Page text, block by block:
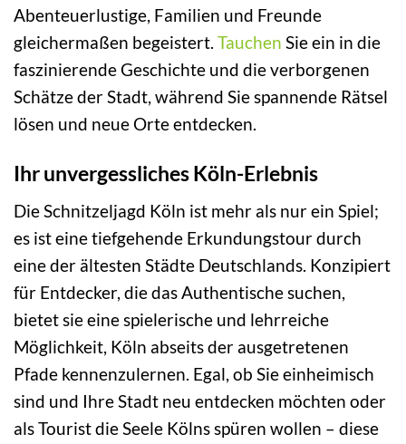
Abenteuerlustige, Familien und Freunde
gleichermaßen begeistert. Tauchen Sie ein in die
faszinierende Geschichte und die verborgenen
Schätze der Stadt, während Sie spannende Rätsel
lösen und neue Orte entdecken.
Ihr unvergessliches Köln-Erlebnis
Die Schnitzeljagd Köln ist mehr als nur ein Spiel;
es ist eine tiefgehende Erkundungstour durch
eine der ältesten Städte Deutschlands. Konzipiert
für Entdecker, die das Authentische suchen,
bietet sie eine spielerische und lehrreiche
Möglichkeit, Köln abseits der ausgetretenen
Pfade kennenzulernen. Egal, ob Sie einheimisch
sind und Ihre Stadt neu entdecken möchten oder
als Tourist die Seele Kölns spüren wollen – diese